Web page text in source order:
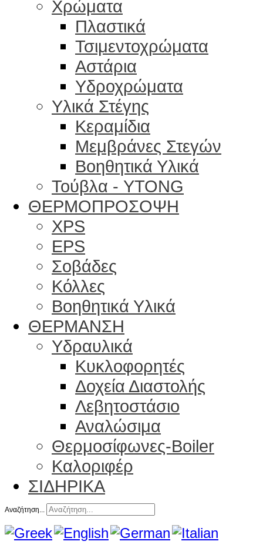
Χρώματα
Πλαστικά
Τσιμεντοχρώματα
Αστάρια
Υδροχρώματα
Υλικά Στέγης
Κεραμίδια
Μεμβράνες Στεγών
Βοηθητικά Υλικά
Τούβλα - YTONG
ΘΕΡΜΟΠΡΟΣΟΨΗ
XPS
EPS
Σοβάδες
Κόλλες
Βοηθητικά Υλικά
ΘΕΡΜΑΝΣΗ
Υδραυλικά
Κυκλοφορητές
Δοχεία Διαστολής
Λεβητοστάσιο
Αναλώσιμα
Θερμοσίφωνες-Boiler
Καλοριφέρ
ΣΙΔΗΡΙΚΑ
Αναζήτηση...